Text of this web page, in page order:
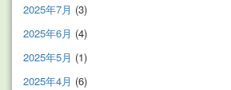
2025年7月 (3)
2025年6月 (4)
2025年5月 (1)
2025年4月 (6)